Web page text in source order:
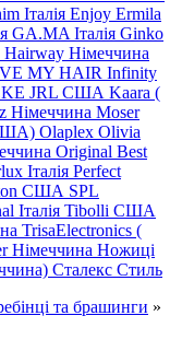
Італія Enjoy Ermila
GA.MA Італія Ginko
Hairway Німеччина
MY HAIR Infinity
JRL США Kaara (
Німеччина Moser
Olaplex Olivia
Original Best
Італія Perfect
США SPL
Італія Tibolli США
TrisaElectronics (
Німеччина Ножиці
Сталекс Стиль
та брашинги »